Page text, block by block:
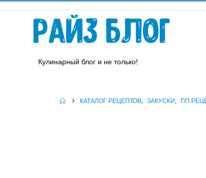
Райз Блог
Кулинарный блог и не только!
КАТАЛОГ РЕЦЕПТОВ, ЗАКУСКИ , ПП